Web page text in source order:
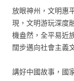
放眼神州，文明惠
現，文明游玩深度
機盎然，全平易近
闊步邁向社會主義
講好中國故事，國